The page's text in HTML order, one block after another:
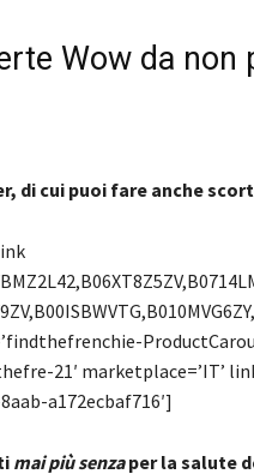
Wow da non
di cui puoi fare anche
21′ marketplace=’IT’
a172ecbaf716′]
mai più senzaper la salute